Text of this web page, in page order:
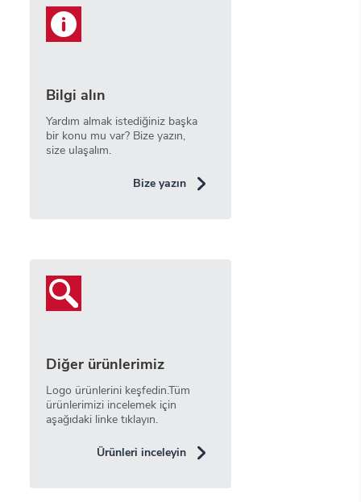
Bilgi alın
Yardım almak istediğiniz başka
bir konu mu var? Bize yazın,
size ulaşalım.
Bize yazın
Diğer ürünlerimiz
Logo ürünlerini keşfedin.Tüm
ürünlerimizi incelemek için
aşağıdaki linke tıklayın.
Ürünleri inceleyin